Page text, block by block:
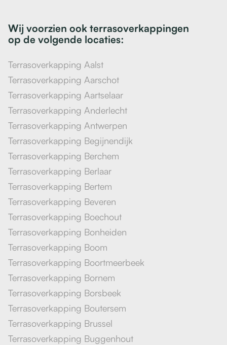
Wij voorzien ook terrasoverkappingen
op de volgende locaties:
Terrasoverkapping Aalst
Terrasoverkapping Aarschot
Terrasoverkapping Aartselaar
Terrasoverkapping Anderlecht
Terrasoverkapping Antwerpen
Terrasoverkapping Begijnendijk
Terrasoverkapping Berchem
Terrasoverkapping Berlaar
Terrasoverkapping Bertem
Terrasoverkapping Beveren
Terrasoverkapping Boechout
Terrasoverkapping Bonheiden
Terrasoverkapping Boom
Terrasoverkapping Boortmeerbeek
Terrasoverkapping Bornem
Terrasoverkapping Borsbeek
Terrasoverkapping Boutersem
Terrasoverkapping Brussel
Terrasoverkapping Buggenhout